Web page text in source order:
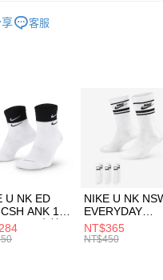
新國際商業銀行
「AFTEE先享後付」】
安心：先確認商品／服務後，再付款。
AFTEE先享後付」結帳流程】
於結帳方式選擇「AFTEE先享後付」
結帳頁面，進行簡訊認證並確認金額
訂單成立數日內，您將收到繳費通知簡
收到繳費通知簡訊後14天內，點擊此
／網路銀行／等多元方式進行付款
注意：結帳手續完成當下不需立刻繳
商品的店家。未經商家同意取消之
付繳納相關費用。
NT$100，滿NT$1,500(含以上)免
NT$100，滿NT$1,500(含以上)免
門市自取
，滿NT$1,500(含以上)免
客服
U NK ED
ANK 1P
男 中統
NIKE U NK
EVERYDAY
ESSENTIAL CR
男女 短統襪
NT$365
NT$450